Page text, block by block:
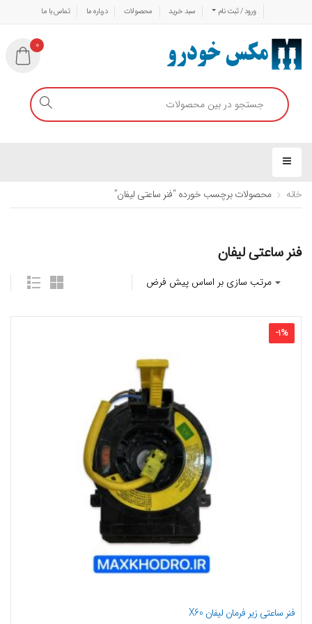
ورود / ثبت نام سبد خرید محصولات درباره ما تماس با ما
0
خانه محصولات برچسب خورده “فنر ساعتی لیفان”
فنر ساعتی لیفان
-1%
فنر ساعتی زیر فرمان لیفان X60